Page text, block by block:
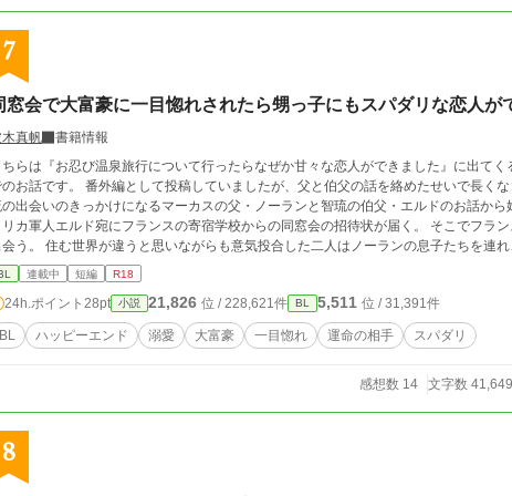
7
窓会で大富豪に一目惚れされたら甥っ子にもスパダリな恋人が
真帆
書籍情報
ちらは『お忍び温泉旅行について行ったらなぜか甘々な恋人ができました』に出て
お話です。 番外編として投稿していましたが、父と伯父の話を絡めたせいで長く
出会いのきっかけになるマーカスの父・ノーランと智琉の伯父・エルドのお話から始まります。 ＜あらすじ＞
リカ軍人エルド宛にフランスの寄宿学校からの同窓会の招待状が届く。 そこでフラ
う。 住む世界が違うと思いながらも意気投合した二人はノーランの息子たちを連
アメリカに向かう機内で、ノーランから告白をうけあれよあれよという間に恋人
甥っ子の智琉がいて、家族で楽しい時間を過ごそうと思ったのだけど、智琉を見た
命の人』と言い出して……。 ラブラブカップルしか出てこないハッピーエンド小説です。 10話までは行かない予定。 R18に
※つけます。
連載中 短編 R18
24h.ポイント 28pt 小説 21,826 位 / 228,621件 BL 5,511 位 / 31,391件
BL ハッピーエンド 溺愛 大富豪 一目惚れ 運命の相手 スパダリ
感想数 14 文字数 41,649
8